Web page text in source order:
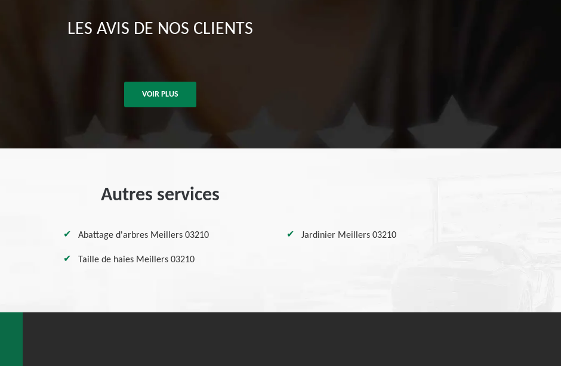
LES AVIS DE NOS CLIENTS
VOIR PLUS
Autres services
Abattage d'arbres Meillers 03210 Jardinier Meillers 03210
Taille de haies Meillers 03210